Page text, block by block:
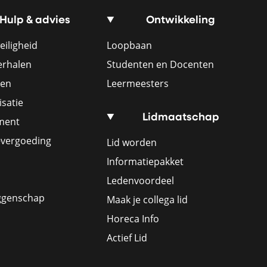
Hulp & advies Ontwikkeling
Loopbaan
Studenten en Docenten
Leermeesters
Lidmaatschap
Lid worden
Informatiepakket
Ledenvoordeel
Maak je collega lid
Horeca Info
Actief Lid